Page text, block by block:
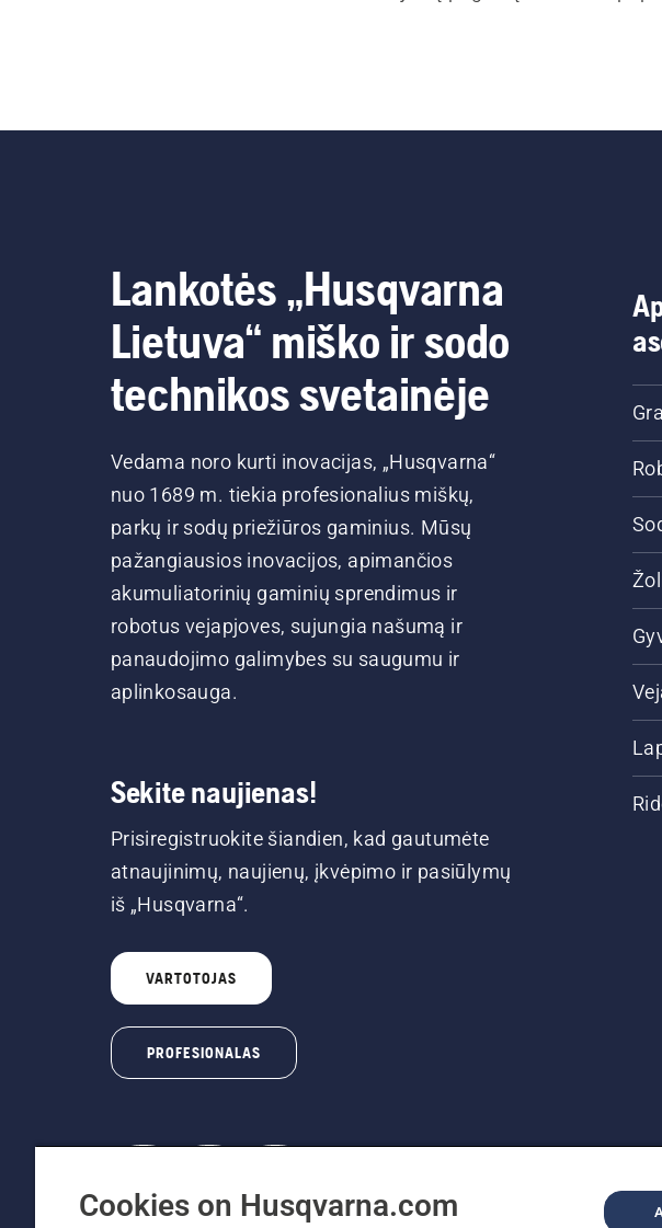
Lankotės „Husqvarna
Lietuva“ miško ir sodo
technikos svetainėje
Vedama noro kurti inovacijas, „Husqvarna“
nuo 1689 m. tiekia profesionalius miškų,
parkų ir sodų priežiūros gaminius. Mūsų
pažangiausios inovacijos, apimančios
akumuliatorinių gaminių sprendimus ir
robotus vejapjoves, sujungia našumą ir
panaudojimo galimybes su saugumu ir
aplinkosauga.
Sekite naujienas!
Prisiregistruokite šiandien, kad gautumėte
atnaujinimų, naujienų, įkvėpimo ir pasiūlymų
iš „Husqvarna“.
VARTOTOJAS
PROFESIONALAS
Cookies on Husqvarna.com